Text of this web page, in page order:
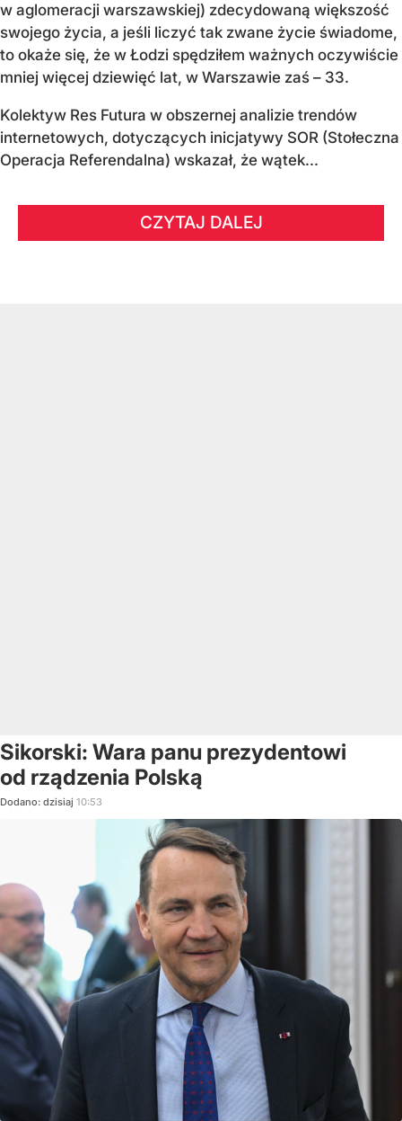
w aglomeracji warszawskiej) zdecydowaną większość
swojego życia, a jeśli liczyć tak zwane życie świadome,
to okaże się, że w Łodzi spędziłem ważnych oczywiście
mniej więcej dziewięć lat, w Warszawie zaś – 33.
Kolektyw Res Futura w obszernej analizie trendów
internetowych, dotyczących inicjatywy SOR (Stołeczna
Operacja Referendalna) wskazał, że wątek...
CZYTAJ DALEJ
Sikorski: Wara panu prezydentowi
od rządzenia Polską
Dodano: dzisiaj 10:53